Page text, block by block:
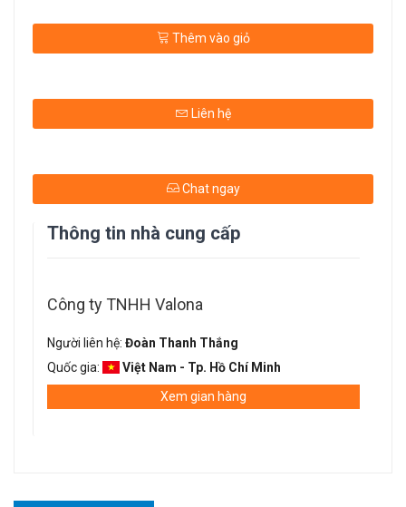
Thêm vào giỏ
Liên hệ
Chat ngay
Thông tin nhà cung cấp
Công ty TNHH Valona
Người liên hệ: Đoàn Thanh Thắng
Quốc gia:
Việt Nam - Tp. Hồ Chí Minh
Xem gian hàng